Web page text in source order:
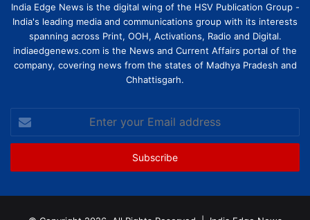
India Edge News is the digital wing of the HSV Publication Group -
India's leading media and communications group with its interests
spanning across Print, OOH, Activations, Radio and Digital.
indiaedgenews.com is the News and Current Affairs portal of the
company, covering news from the states of Madhya Pradesh and
Chhattisgarh.
your
Email